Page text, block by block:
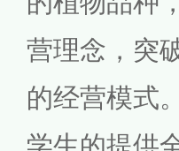
营理念，突
的经营模式